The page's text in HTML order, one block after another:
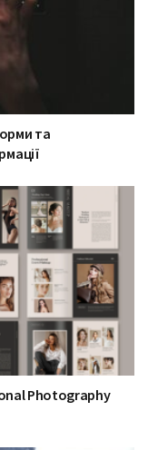
та
Photography